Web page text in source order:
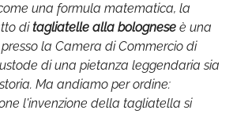
una formula matematica, la
ditagliatelle alla bolognese è una
la Camera di Commercio di
di una pietanza leggendaria sia
Ma andiamo per ordine:
l'invenzione della tagliatella si